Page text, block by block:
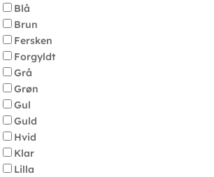
Blå
Brun
Fersken
Forgyldt
Grå
Grøn
Gul
Guld
Hvid
Klar
Lilla